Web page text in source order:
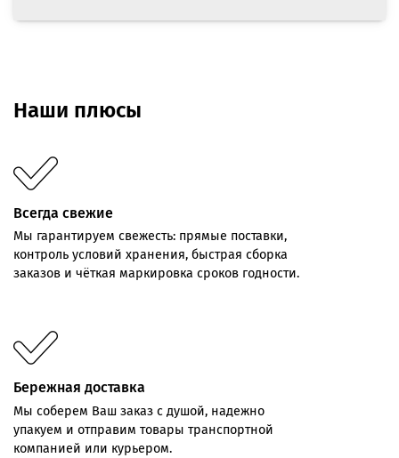
Наши плюсы
Всегда свежие
Мы гарантируем свежесть: прямые поставки,
контроль условий хранения, быстрая сборка
заказов и чёткая маркировка сроков годности.
Бережная доставка
Мы соберем Ваш заказ с душой, надежно
упакуем и отправим товары транспортной
компанией или курьером.